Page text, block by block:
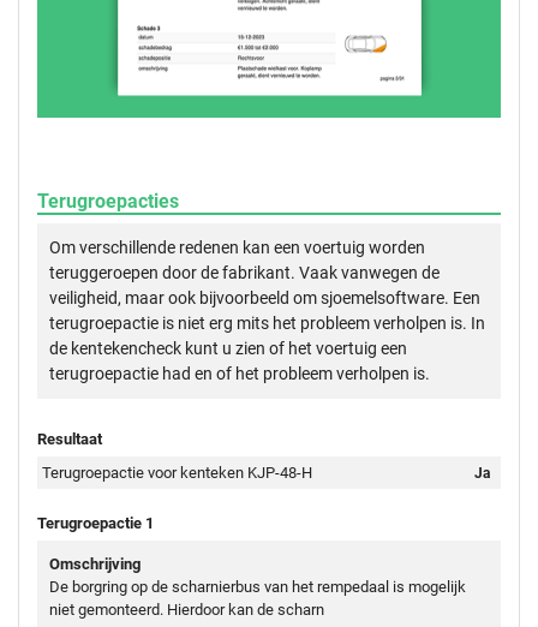
Terugroepacties
Om verschillende redenen kan een voertuig worden
teruggeroepen door de fabrikant. Vaak vanwegen de
veiligheid, maar ook bijvoorbeeld om sjoemelsoftware. Een
terugroepactie is niet erg mits het probleem verholpen is. In
de kentekencheck kunt u zien of het voertuig een
terugroepactie had en of het probleem verholpen is.
Resultaat
Terugroepactie voor kenteken KJP-48-H
Ja
Terugroepactie 1
Omschrijving
De borgring op de scharnierbus van het rempedaal is mogelijk
niet gemonteerd. Hierdoor kan de scharn